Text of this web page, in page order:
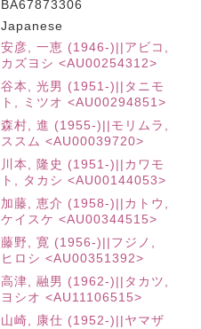
BA67873306
Japanese
安彦, 一恵 (1946-)||アビコ,
カズヨシ <AU00254312>
谷本, 光男 (1951-)||タニモ
ト, ミツオ <AU00294851>
森村, 進 (1955-)||モリムラ,
ススム <AU00039720>
川本, 隆史 (1951-)||カワモ
ト, タカシ <AU00144053>
加藤, 恵介 (1958-)||カトウ,
ケイスケ <AU00344515>
藤野, 寛 (1956-)||フジノ,
ヒロシ <AU00351392>
高津, 融男 (1962-)||タカツ,
ヨシオ <AU11106515>
山崎, 康仕 (1952-)||ヤマザ